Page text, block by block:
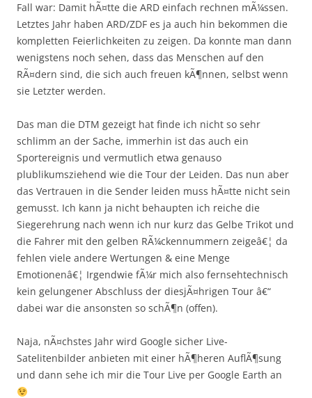
Fall war: Damit hÃ¤tte die ARD einfach rechnen mÃ¼ssen.
Letztes Jahr haben ARD/ZDF es ja auch hin bekommen die
kompletten Feierlichkeiten zu zeigen. Da konnte man dann
wenigstens noch sehen, dass das Menschen auf den
RÃ¤dern sind, die sich auch freuen kÃ¶nnen, selbst wenn
sie Letzter werden.
Das man die DTM gezeigt hat finde ich nicht so sehr
schlimm an der Sache, immerhin ist das auch ein
Sportereignis und vermutlich etwa genauso
plublikumsziehend wie die Tour der Leiden. Das nun aber
das Vertrauen in die Sender leiden muss hÃ¤tte nicht sein
gemusst. Ich kann ja nicht behaupten ich reiche die
Siegerehrung nach wenn ich nur kurz das Gelbe Trikot und
die Fahrer mit den gelben RÃ¼ckennummern zeigeâ€¦ da
fehlen viele andere Wertungen & eine Menge
Emotionenâ€¦ Irgendwie fÃ¼r mich also fernsehtechnisch
kein gelungener Abschluss der diesjÃ¤hrigen Tour â€“
dabei war die ansonsten so schÃ¶n (offen).
Naja, nÃ¤chstes Jahr wird Google sicher Live-
Satelitenbilder anbieten mit einer hÃ¶heren AuflÃ¶sung
und dann sehe ich mir die Tour Live per Google Earth an